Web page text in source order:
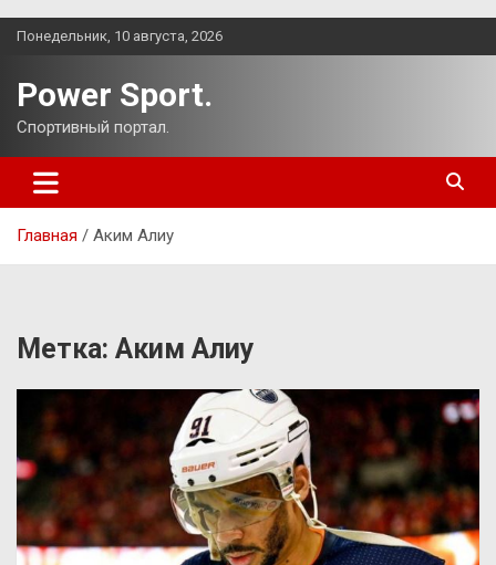
Перейти
Понедельник, 10 августа, 2026
Power Sport.
Спортивный портал.
Главная Аким Алиу
Метка: Аким Алиу